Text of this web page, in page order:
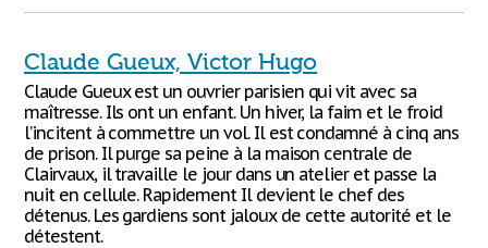
Claude Gueux, Victor Hugo
Claude Gueux est un ouvrier parisien qui vit avec sa
maîtresse. Ils ont un enfant. Un hiver, la faim et le froid
l’incitent à commettre un vol. Il est condamné à cinq ans
de prison. Il purge sa peine à la maison centrale de
Clairvaux, il travaille le jour dans un atelier et passe la
nuit en cellule. Rapidement Il devient le chef des
détenus. Les gardiens sont jaloux de cette autorité et le
détestent.